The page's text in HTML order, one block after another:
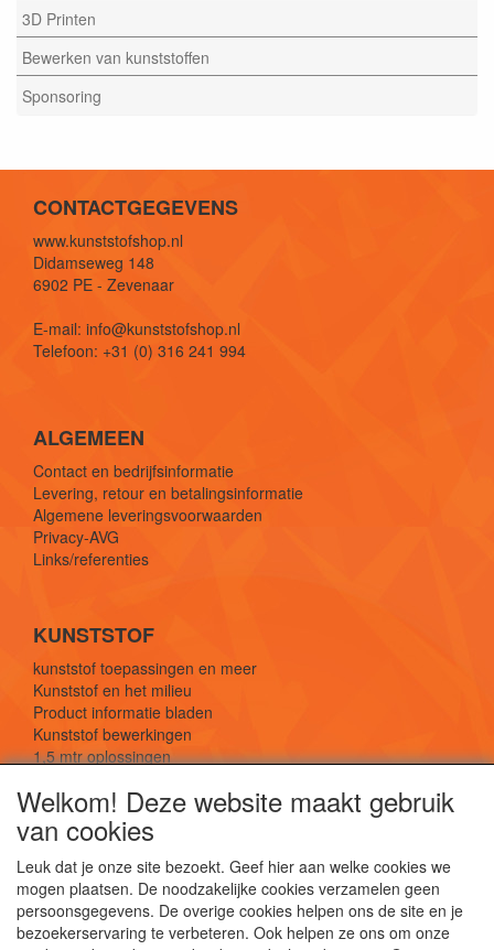
3D Printen
Bewerken van kunststoffen
Sponsoring
CONTACTGEGEVENS
www.kunststofshop.nl
Didamseweg 148
6902 PE - Zevenaar
E-mail: info@kunststofshop.nl
Telefoon: +31 (0) 316 241 994
ALGEMEEN
Contact en bedrijfsinformatie
Levering, retour en betalingsinformatie
Algemene leveringsvoorwaarden
Privacy-AVG
Links/referenties
KUNSTSTOF
kunststof toepassingen en meer
Kunststof en het milieu
Product informatie bladen
Kunststof bewerkingen
1,5 mtr oplossingen
SOCIALE MEDIA
Welkom! Deze website maakt gebruik
van cookies
Leuk dat je onze site bezoekt. Geef hier aan welke cookies we
mogen plaatsen. De noodzakelijke cookies verzamelen geen
persoonsgegevens. De overige cookies helpen ons de site en je
bezoekerservaring te verbeteren. Ook helpen ze ons om onze